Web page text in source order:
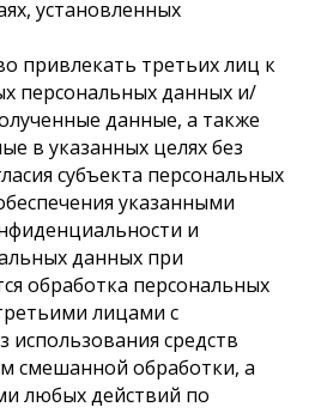
установленных
привлекать третьих лиц к
персональных данных и/
данные, а также
в указанных целях без
субъекта персональных
указанными
и
данных при
обработка персональных
лицами с
использования средств
смешанной обработки, а
любых действий по